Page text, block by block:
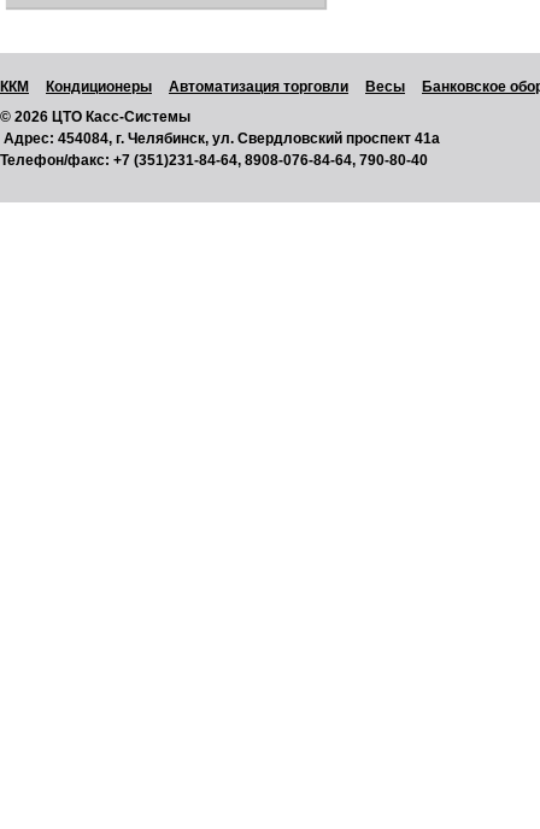
ККМ Кондиционеры Автоматизация торговли Весы
Банковское
© 2026 ЦТО Касс-Системы
Адрес: 454084, г. Челябинск, ул. Свердловский проспект 41а
Телефон/факс: +7 (351)231-84-64, 8908-076-84-64, 790-80-40